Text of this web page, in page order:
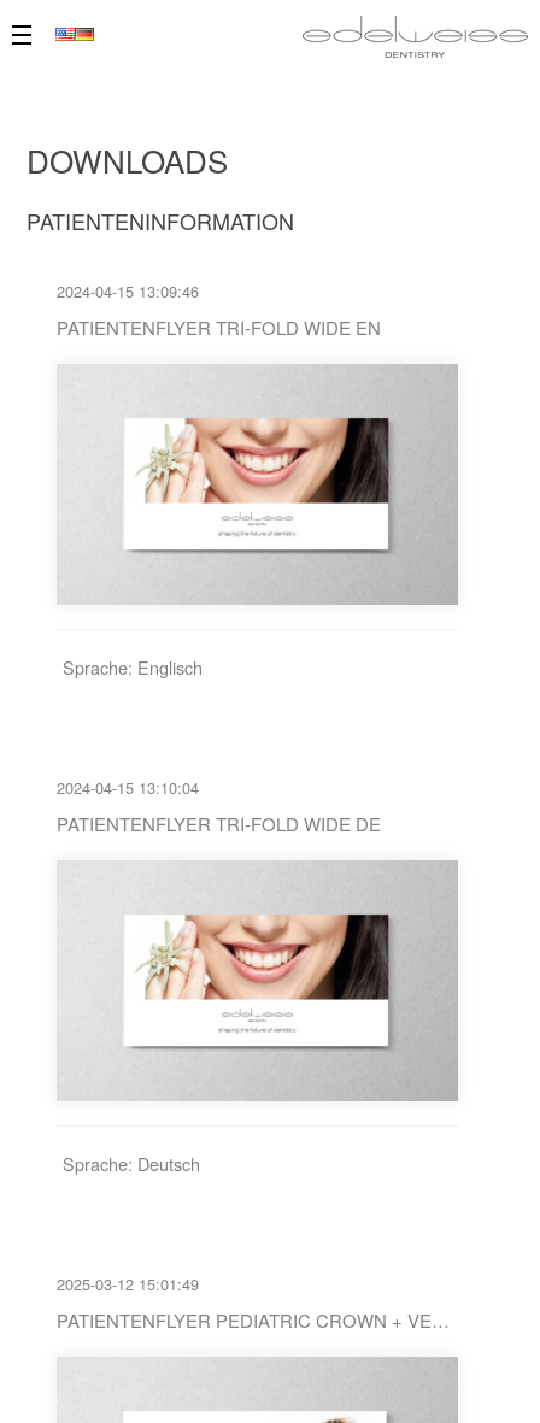
DOWNLOADS
PATIENTENINFORMATION
2024-04-15 13:09:46
PATIENTENFLYER TRI-FOLD WIDE EN
Sprache: Englisch
2024-04-15 13:10:04
PATIENTENFLYER TRI-FOLD WIDE DE
Sprache: Deutsch
2025-03-12 15:01:49
PATIENTENFLYER PEDIATRIC CROWN + VENEER TRI-FOLD WIDE EN / DE